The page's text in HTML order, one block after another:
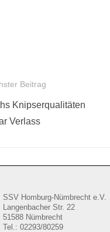
Beitrag
Knipserqualitäten
Verlass
SSV Homburg-Nümbrecht e.V.
Langenbacher Str. 22
51588 Nümbrecht
Tel.: 02293/80259